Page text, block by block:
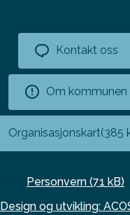
Kontakt oss
Om kommunen
Organisasjonskart(385
Personvern (71 kB)
Design og utvikling: